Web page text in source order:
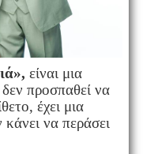
είναι μια
προσπαθεί να
έχει μια
κάνει να περάσει